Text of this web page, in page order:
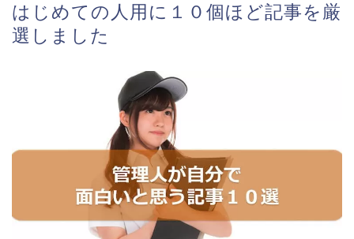
はじめての人用に１０個ほど記事を厳
選しました